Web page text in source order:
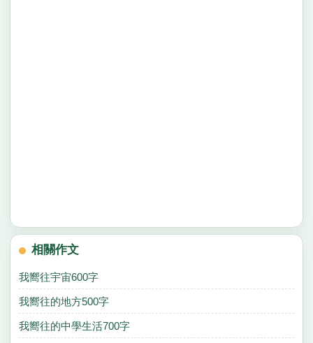
相關作文
我嚮往宇宙600字
我嚮往的地方500字
我嚮往的中學生活700字